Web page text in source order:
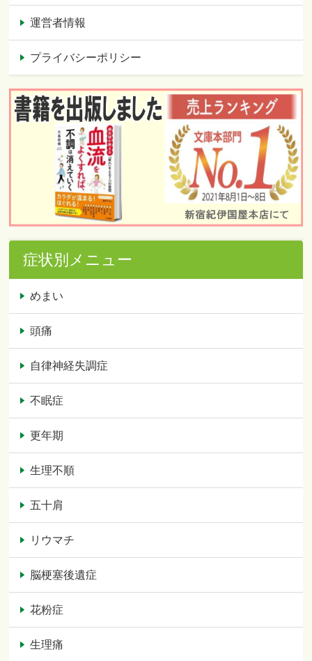
運営者情報
プライバシーポリシー
症状別メニュー
めまい
頭痛
自律神経失調症
不眠症
更年期
生理不順
五十肩
リウマチ
脳梗塞後遺症
花粉症
生理痛